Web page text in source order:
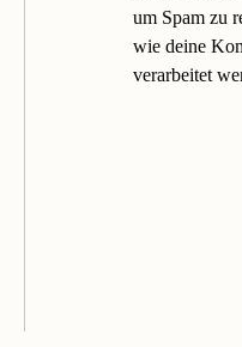
um Spam zu
wie deine
verarbeitet